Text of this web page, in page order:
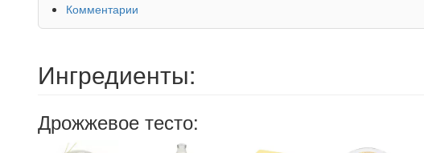
Комментарии
Ингредиенты:
Дрожжевое тесто: